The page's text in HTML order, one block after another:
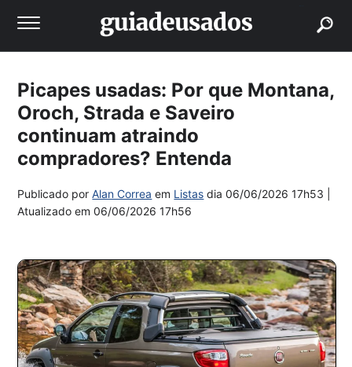
Picapes usadas: Por que Montana,
Oroch, Strada e Saveiro
continuam atraindo
compradores? Entenda
Publicado porAlan Correa em Listas dia06/06/2026 17h53
Atualizado em06/06/2026 17h56